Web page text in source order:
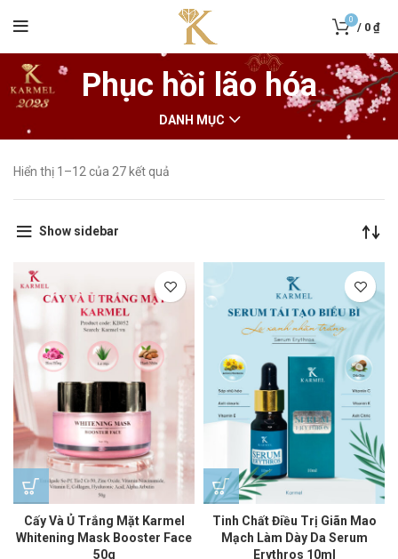
0
/ 0 ₫
Phục hồi lão hóa
DANH MỤC
Hiển thị 1–12 của 27 kết quả
Show sidebar
Cấy Và Ủ Trắng Mặt Karmel
Whitening Mask Booster Face
50g
Tinh Chất Điều Trị Giãn Mao
Mạch Làm Dày Da Serum
Erythros 10ml